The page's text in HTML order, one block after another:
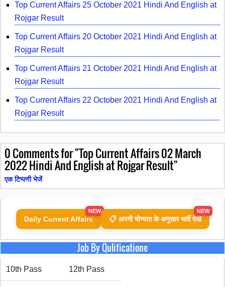
Top Current Affairs 25 October 2021 Hindi And English at
Rojgar Result
Top Current Affairs 20 October 2021 Hindi And English at
Rojgar Result
Top Current Affairs 21 October 2021 Hindi And English at
Rojgar Result
Top Current Affairs 22 October 2021 Hindi And English at
Rojgar Result
0Comments for "Top Current Affairs 02 March
2022 Hindi And English at Rojgar Result"
एक टिप्पणी भेजें
Daily Current Affairs
NEW
📋 अपनी योग्यता के अनुसार भर्ती देखें
NEW
Job By Qulificatione
10th Pass 12th Pass